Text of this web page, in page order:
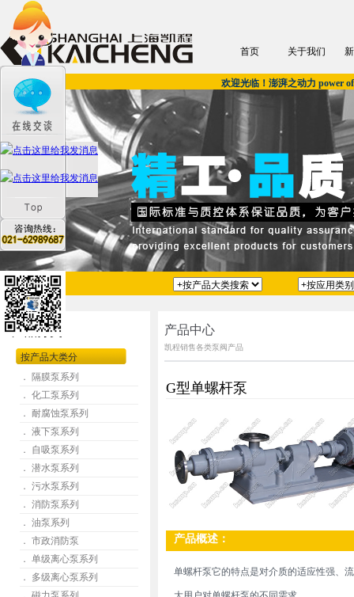
首页 关于我们
欢迎光临！澎湃之动力 power
产品分类
按产品大类分
． 隔膜泵系列
． 化工泵系列
． 耐腐蚀泵系列
． 液下泵系列
． 自吸泵系列
． 潜水泵系列
． 污水泵系列
． 消防泵系列
． 油泵系列
． 市政消防泵
． 单级离心泵系列
． 多级离心泵系列
产品中心
凯程销售各类泵阀产品
G型单螺杆泵
产品概述：
单螺杆泵它的特点是对介质的适应性强、